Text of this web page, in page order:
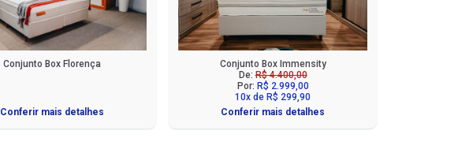
Fale com a Ciello – Móveis &
Conjunto Box Florença
Conferir mais detalhes
Conjunto Box Immensity
De:R$ 4.400,00
Por: R$ 2.999,00
10x de R$ 299,90
Conferir mais detalhes